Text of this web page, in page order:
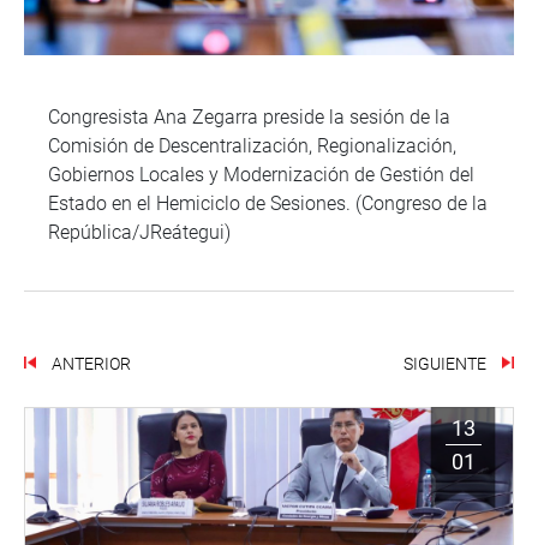
Congresista Ana Zegarra preside la sesión de la
Comisión de Descentralización, Regionalización,
Gobiernos Locales y Modernización de Gestión del
Estado en el Hemiciclo de Sesiones. (Congreso de la
República/JReátegui)
ANTERIOR SIGUIENTE
13
01